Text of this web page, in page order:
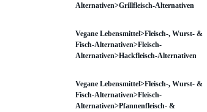
Alternativen>Grillfleisch-Alternativen
Vegane Lebensmittel>Fleisch-, Wurst- &
Fisch-Alternativen>Fleisch-
Alternativen>Hackfleisch-Alternativen
Vegane Lebensmittel>Fleisch-, Wurst- &
Fisch-Alternativen>Fleisch-
Alternativen>Pfannenfleisch- &